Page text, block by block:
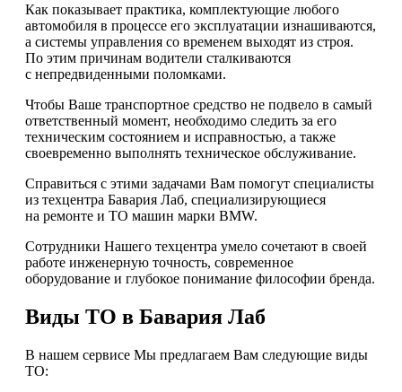
Как показывает практика, комплектующие любого
автомобиля в процессе его эксплуатации изнашиваются,
а системы управления со временем выходят из строя.
По этим причинам водители сталкиваются
с непредвиденными поломками.
Чтобы Ваше транспортное средство не подвело в самый
ответственный момент, необходимо следить за его
техническим состоянием и исправностью, а также
своевременно выполнять техническое обслуживание.
Справиться с этими задачами Вам помогут специалисты
из техцентра Бавария Лаб, специализирующиеся
на ремонте и ТО машин марки BMW.
Сотрудники Нашего техцентра умело сочетают в своей
работе инженерную точность, современное
оборудование и глубокое понимание философии бренда.
Виды ТО в Бавария Лаб
В нашем сервисе Мы предлагаем Вам следующие виды
ТО: